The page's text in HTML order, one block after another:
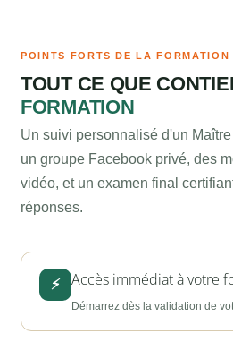
POINTS FORTS DE LA FORMATION
TOUT CE QUE
FORMATION
Un suivi personnalisé d'un
un groupe Facebook privé, des
vidéo, et un examen final
réponses.
⚡ Accès immédiat à votre
Démarrez dès la validation de